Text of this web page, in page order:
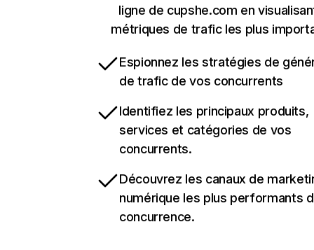
ligne de cupshe.com en
métriques de trafic les plus
Espionnez les stratégies de
de trafic de vos concurrents
Identifiez les principaux produits,
services et catégories de vos
concurrents.
Découvrez les canaux de
numérique les plus performants
concurrence.